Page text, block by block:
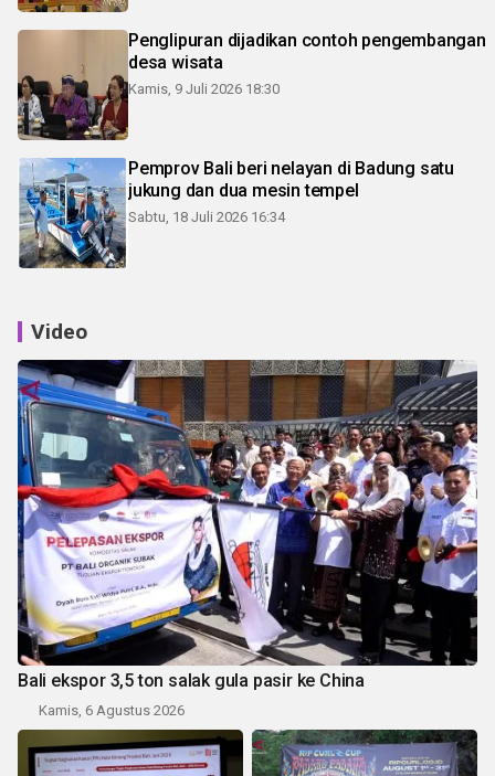
Penglipuran dijadikan contoh pengembangan
desa wisata
Kamis, 9 Juli 2026 18:30
Pemprov Bali beri nelayan di Badung satu
jukung dan dua mesin tempel
Sabtu, 18 Juli 2026 16:34
Video
Bali ekspor 3,5 ton salak gula pasir ke China
Kamis, 6 Agustus 2026